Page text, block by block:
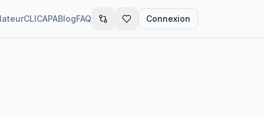
CLICAPABlogFAQ Connexion